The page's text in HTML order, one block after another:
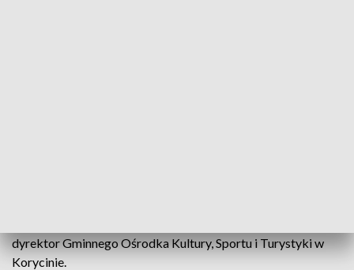
dyrektor Gminnego Ośrodka Kultury, Sportu i Turystyki w
Korycinie.